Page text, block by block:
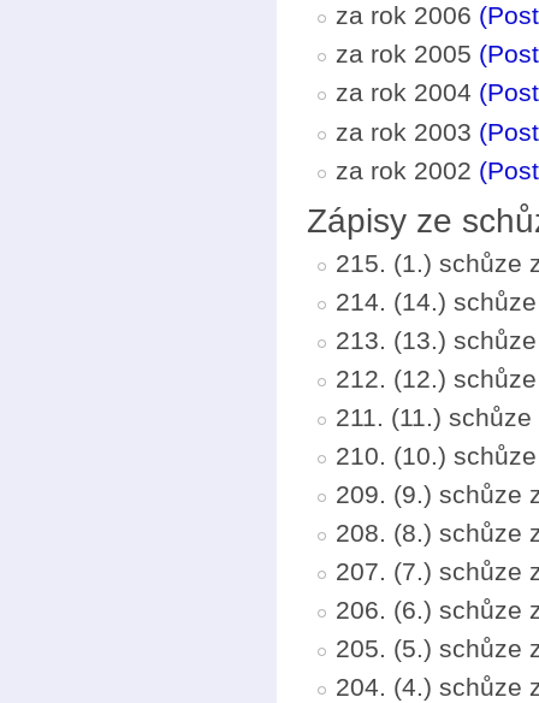
za rok 2006
za rok 2005
za rok 2004
za rok 2003
za rok 2002
Zápisy ze
215. (1.) schůze
214. (14.)
213. (13.)
212. (12.)
211. (11.)
210. (10.)
209. (9.) schůze
208. (8.) schůze
207. (7.) schůze
206. (6.) schůze
205. (5.) schůze
204. (4.) schůze